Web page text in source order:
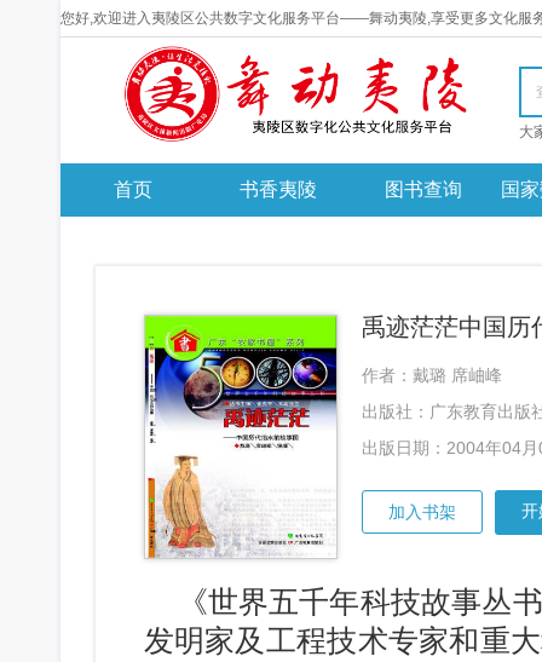
您好,欢迎进入夷陵区公共数字文化服务平台——舞动夷陵,享受更多文化服
首页 书香夷陵 图书查询 国
作者：戴璐 席岫峰
出版社：广东教育出版
出版日期：2004年04月
加入书架 开
《世界五千年科技故事丛
发明家及工程技术专家和重